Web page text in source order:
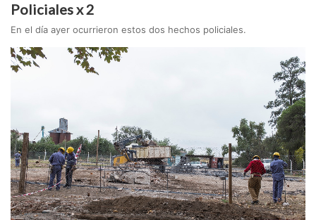
Policiales x 2
En el día ayer ocurrieron estos dos hechos policiales.